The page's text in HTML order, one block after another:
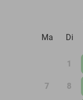
Ma
Di
1
7 8